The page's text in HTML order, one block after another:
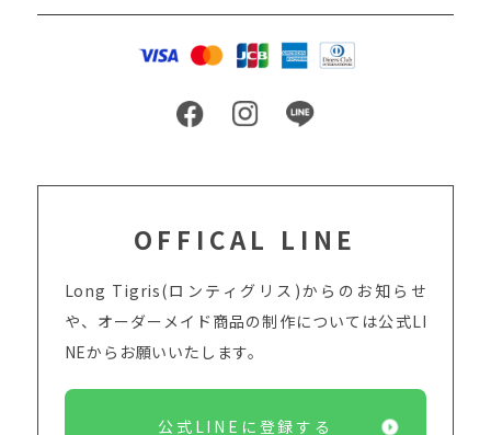
OFFICAL LINE
Long Tigris(ロンティグリス)からのお知らせ
や、オーダーメイド商品の制作については公式LI
NEからお願いいたします。
公式LINEに登録する